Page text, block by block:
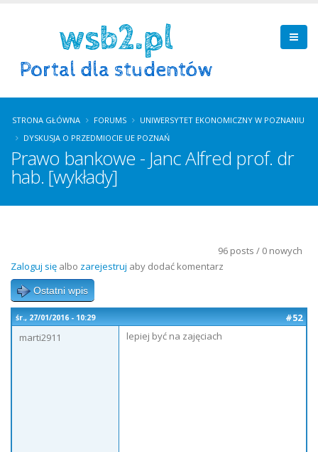
STRONA GŁÓWNA FORUMS
UNIWERSYTET EKONOMICZNY W POZNANIU
DYSKUSJA O PRZEDMIOCIE UE POZNAŃ
Prawo bankowe - Janc Alfred prof. dr
hab. [wykłady]
96 posts / 0 nowych
Zaloguj się albo zarejestruj aby dodać komentarz
Ostatni wpis
śr., 27/01/2016 - 10:29
#52
marti2911
lepiej być na zajęciach